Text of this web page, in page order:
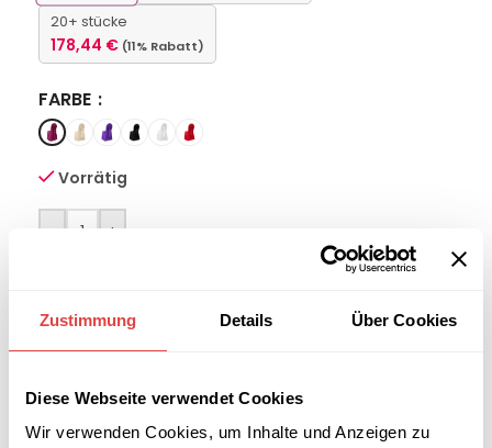
Zustimmung Details Über Cookies
Diese Webseite verwendet Cookies
Wir verwenden Cookies, um Inhalte und Anzeigen zu
20+ stücke
178,44 € (11% Rabatt)
FARBE
Vorrätig
- +
Interessiert an
Stückzahlen?